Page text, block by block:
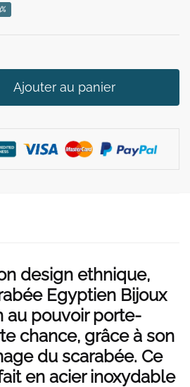
€.
Ajouter au panier
design ethnique,
Egyptien Bijoux
au pouvoir porte-
chance, grâce à son
du scarabée. Ce
en acier inoxydable